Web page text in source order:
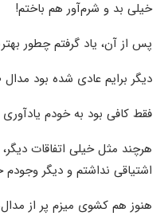
خیلی بد و شرم‌آور هم باختم!
پس از آن، یاد گرفتم چطور
دیگر برایم عادی شده بود مدال
فقط کافی بود به خودم یادآوری
هرچند مثل خیلی اتفاقات
اشتیاقی نداشتم و دیگر
هنوز هم کشوی میزم پر از